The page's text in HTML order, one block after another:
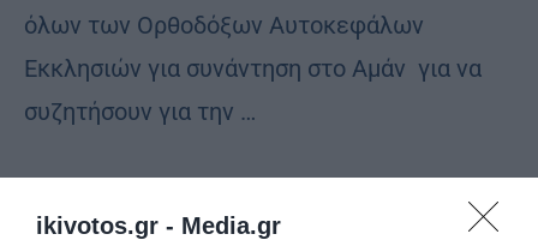
ikivotos.gr - Media.gr
όλων των Ορθοδόξων Αυτοκεφάλων
Εκκλησιών για συνάντηση στο Αμάν για να
συζητήσουν για την …